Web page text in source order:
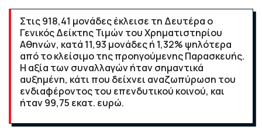
Στις 918,41 μονάδες έκλεισε τη Δευτέρα ο
Γενικός Δείκτης Τιμών του Χρηματιστηρίου
Αθηνών, κατά 11,93 μονάδες ή 1,32% ψηλότερα
από το κλείσιμο της προηγούμενης Παρασκευής.
Η αξία των συναλλαγών ήταν σημαντικά
αυξημένη, κάτι που δείχνει αναζωπύρωση του
ενδιαφέροντος του επενδυτικού κοινού, και
ήταν 99,75 εκατ. ευρώ.